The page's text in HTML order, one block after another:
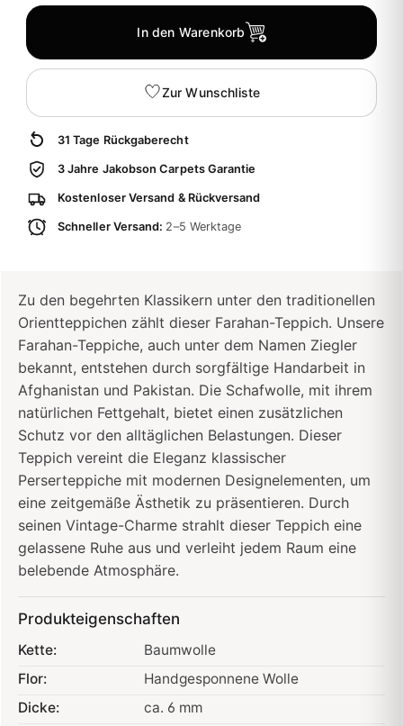
In den Warenkorb
Zur Wunschliste
31 Tage Rückgaberecht
3 Jahre Jakobson Carpets Garantie
Kostenloser Versand & Rückversand
Schneller Versand: 2–5 Werktage
Zu den begehrten Klassikern unter den traditionellen
Orientteppichen zählt dieser Farahan-Teppich. Unsere
Farahan-Teppiche, auch unter dem Namen Ziegler
bekannt, entstehen durch sorgfältige Handarbeit in
Afghanistan und Pakistan. Die Schafwolle, mit ihrem
natürlichen Fettgehalt, bietet einen zusätzlichen
Schutz vor den alltäglichen Belastungen. Dieser
Teppich vereint die Eleganz klassischer
Perserteppiche mit modernen Designelementen, um
eine zeitgemäße Ästhetik zu präsentieren. Durch
seinen Vintage-Charme strahlt dieser Teppich eine
gelassene Ruhe aus und verleiht jedem Raum eine
belebende Atmosphäre.
Produkteigenschaften
Kette:
Baumwolle
Flor:
Handgesponnene Wolle
Dicke:
ca. 6 mm